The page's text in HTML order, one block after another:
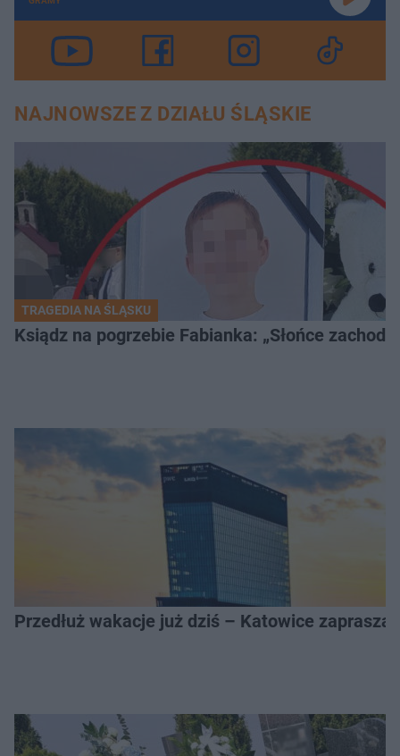
NAJNOWSZE Z DZIAŁU ŚLĄSKIE
TRAGEDIA NA ŚLĄSKU
Ksiądz na pogrzebie Fabianka: „Słońce
Przedłuż wakacje już dziś – Katowice